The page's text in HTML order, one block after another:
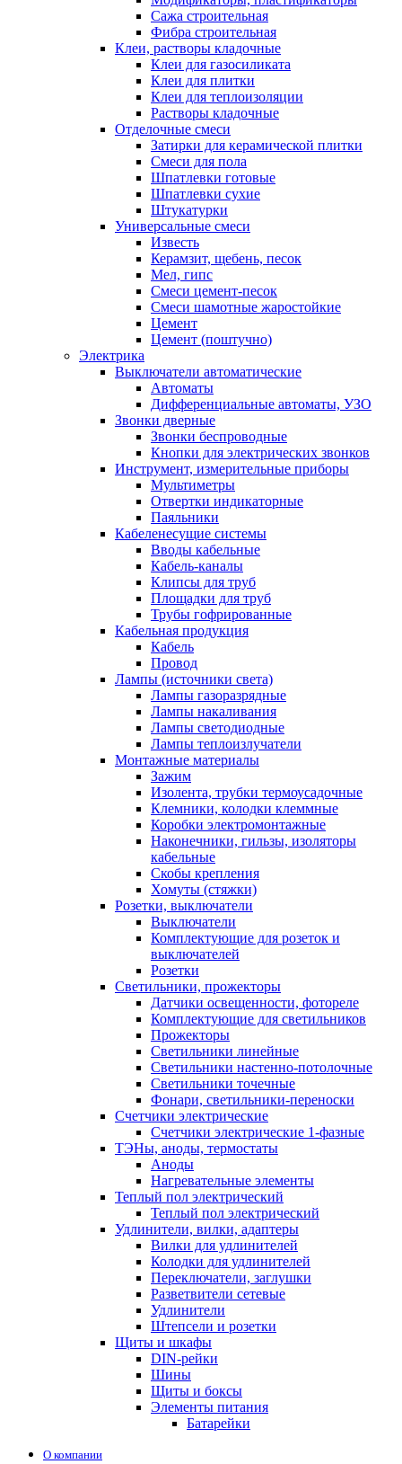
Сажа строительная
Фибра строительная
Клеи, растворы кладочные
Клеи для газосиликата
Клеи для плитки
Клеи для теплоизоляции
Растворы кладочные
Отделочные смеси
Затирки для керамической плитки
Смеси для пола
Шпатлевки готовые
Шпатлевки сухие
Штукатурки
Универсальные смеси
Известь
Керамзит, щебень, песок
Мел, гипс
Смеси цемент-песок
Смеси шамотные жаростойкие
Цемент
Цемент (поштучно)
Электрика
Выключатели автоматические
Автоматы
Дифференциальные автоматы, УЗО
Звонки дверные
Звонки беспроводные
Кнопки для электрических звонков
Инструмент, измерительные приборы
Мультиметры
Отвертки индикаторные
Паяльники
Кабеленесущие системы
Вводы кабельные
Кабель-каналы
Клипсы для труб
Площадки для труб
Трубы гофрированные
Кабельная продукция
Кабель
Провод
Лампы (источники света)
Лампы газоразрядные
Лампы накаливания
Лампы светодиодные
Лампы теплоизлучатели
Монтажные материалы
Зажим
Изолента, трубки термоусадочные
Клемники, колодки клеммные
Коробки электромонтажные
Наконечники, гильзы, изоляторы
кабельные
Скобы крепления
Хомуты (стяжки)
Розетки, выключатели
Выключатели
Комплектующие для розеток и
выключателей
Розетки
Светильники, прожекторы
Датчики освещенности, фотореле
Комплектующие для светильников
Прожекторы
Светильники линейные
Светильники настенно-потолочные
Светильники точечные
Фонари, светильники-переноски
Счетчики электрические
Счетчики электрические 1-фазные
ТЭНы, аноды, термостаты
Аноды
Нагревательные элементы
Теплый пол электрический
Теплый пол электрический
Удлинители, вилки, адаптеры
Вилки для удлинителей
Колодки для удлинителей
Переключатели, заглушки
Разветвители сетевые
Удлинители
Штепсели и розетки
Щиты и шкафы
DIN-рейки
Шины
Щиты и боксы
Элементы питания
Батарейки
О компании